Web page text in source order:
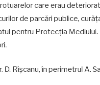
care erau
de parcări publice,
pentru Protecția Mediului.
Rîşcanu, în perimetrul A.